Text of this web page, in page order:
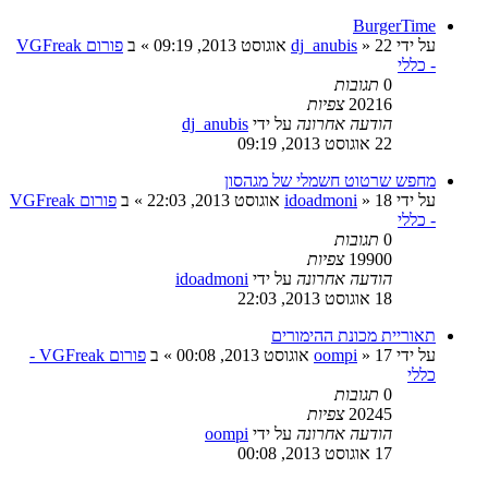
BurgerTime
על ידי
dj_anubis » 22 אוגוסט 2013, 09:19 » ב
פורום VGFreak
- כללי
0 תגובות
20216 צפיות
הודעה אחרונה על ידי dj_anubis
22 אוגוסט 2013, 09:19
מחפש שרטוט חשמלי של מגהסון
על ידי
idoadmoni » 18 אוגוסט 2013, 22:03 » ב
פורום VGFreak
- כללי
0 תגובות
19900 צפיות
הודעה אחרונה על ידי idoadmoni
18 אוגוסט 2013, 22:03
תאוריית מכונת ההימורים
על ידי
oompi » 17 אוגוסט 2013, 00:08 » ב
פורום VGFreak -
כללי
0 תגובות
20245 צפיות
הודעה אחרונה על ידי oompi
17 אוגוסט 2013, 00:08